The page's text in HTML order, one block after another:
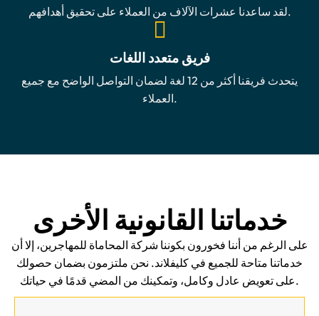
لقد ساعدنا عشرات الآلاف من العملاء على تحقيق أهدافهم.
فريق متعدد اللغات
يتحدث فريقنا أكثر من 12 لغة لضمان التواصل الواضح مع جميع
العملاء.
خدماتنا القانونية الأخرى
على الرغم من أننا فخورون بكوننا شركة المحاماة للمهاجرين، إلا أن
خدماتنا متاحة للجميع في كليفلاند. نحن ملتزمون بضمان حصولك
على تعويض عادل وكامل، وتمكينك من المضي قدمًا في حياتك.